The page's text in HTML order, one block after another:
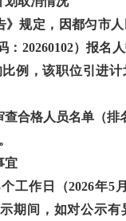
》规定，因都匀市
： 20260102）报名
例，该职位引进
合格人员名单（排
宜
工作日（2026年5
期间，如对公示有